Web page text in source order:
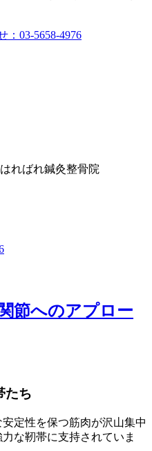
ればれ鍼灸整骨院
節へのアプロー
たち
定性を保つ筋肉が沢山集中
な靭帯に支持されていま